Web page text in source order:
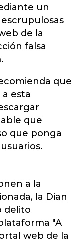
un
de la
falsa
que
esta
que
que ponga
a la
la Dian
delito
"A
web de la